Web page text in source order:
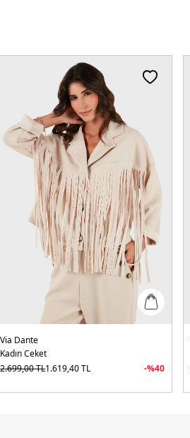
Via Dante
Kadın Ceket
2.699,00TL1.619,40TL -%40